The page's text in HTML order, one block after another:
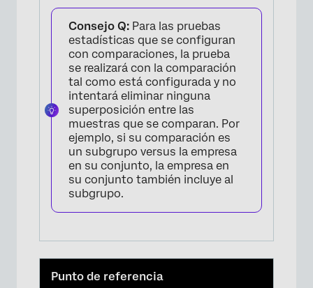
Consejo Q: Para las pruebas
estadísticas que se configuran
con comparaciones, la prueba
se realizará con la comparación
tal como está configurada y no
intentará eliminar ninguna
superposición entre las
muestras que se comparan. Por
ejemplo, si su comparación es
un subgrupo versus la empresa
en su conjunto, la empresa en
su conjunto también incluye al
subgrupo.
Punto de referencia